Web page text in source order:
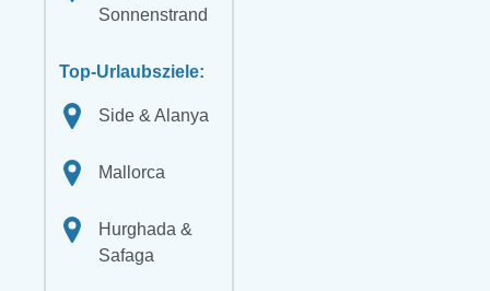
Sonnenstrand
Top-Urlaubsziele:
Side & Alanya
Mallorca
Hurghada &
Safaga